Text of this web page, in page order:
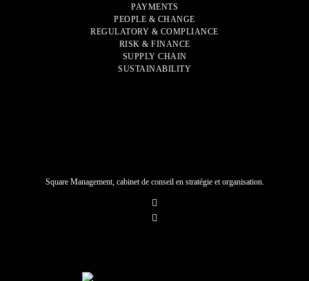
PAYMENTS
PEOPLE & CHANGE
REGULATORY & COMPLIANCE
RISK & FINANCE
SUPPLY CHAIN
SUSTAINABILITY
Square Management, cabinet de conseil en stratégie et organisation.